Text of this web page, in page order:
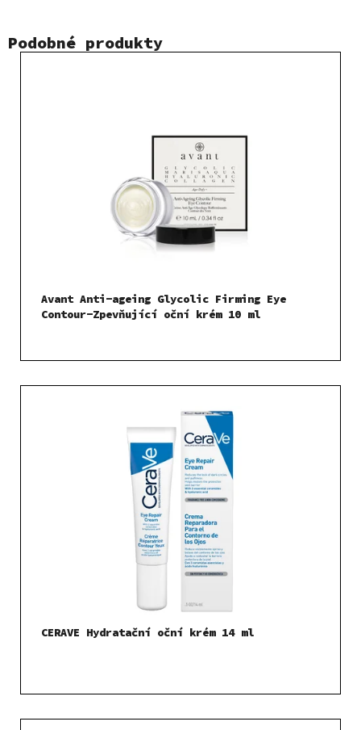
Podobné produkty
Avant Anti-ageing Glycolic Firming Eye
Contour-Zpevňující oční krém 10 ml
CERAVE Hydratační oční krém 14 ml